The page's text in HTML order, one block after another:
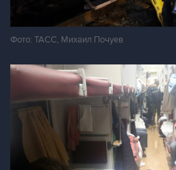
Фото: ТАСС, Михаил Почуев